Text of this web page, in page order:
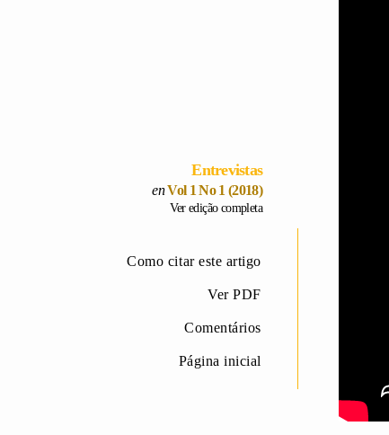
Entrevistas
Vol 1 No 1 (2018)
Ver edição completa
Como citar este artigo
Ver PDF
Comentários
Página inicial